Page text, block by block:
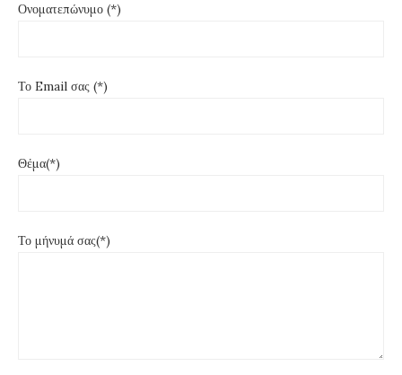
Ονοματεπώνυμο (*)
Το Email σας (*)
Θέμα(*)
Το μήνυμά σας(*)